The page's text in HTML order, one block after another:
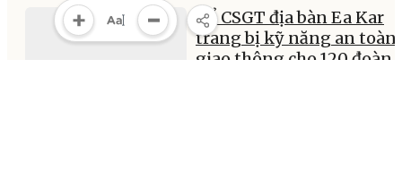
Tổ CSGT địa bàn Ea Kar
trang bị kỹ năng an toàn
giao thông cho 120 đoàn